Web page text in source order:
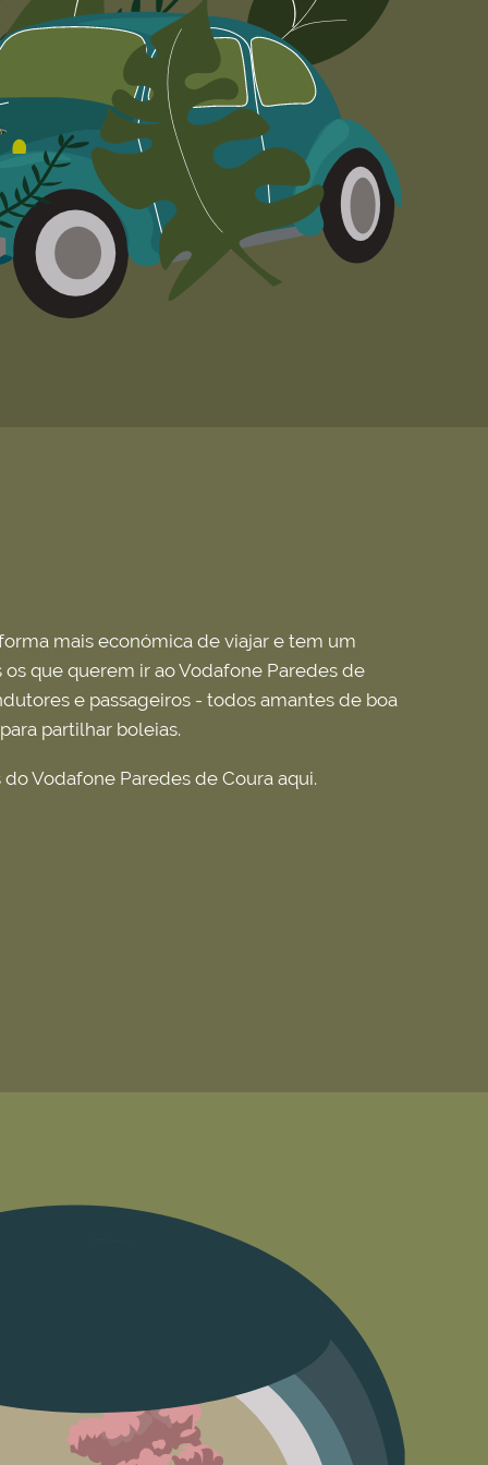
mais económica de viajar e tem um
que querem ir ao Vodafone Paredes de
e passageiros - todos amantes de boa
partilhar boleias.
Vodafone Paredes de Coura aqui.